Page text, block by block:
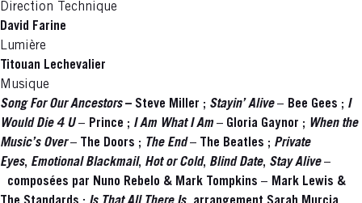
Direction Technique
David Farine
Lumière
Titouan Lechevalier
Musique
Song For Our Ancestors– Steve Miller ; Stayin’ Alive– Bee Gees ; I
Would Die 4 U – Prince ; I Am What I Am – Gloria Gaynor ; When the
Music’s Over – The Doors ; The End– The Beatles ; Private
Eyes, Emotional Blackmail, Hot or Cold, Blind Date, Stay Alive –
composées par Nuno Rebelo & Mark Tompkins – Mark Lewis &